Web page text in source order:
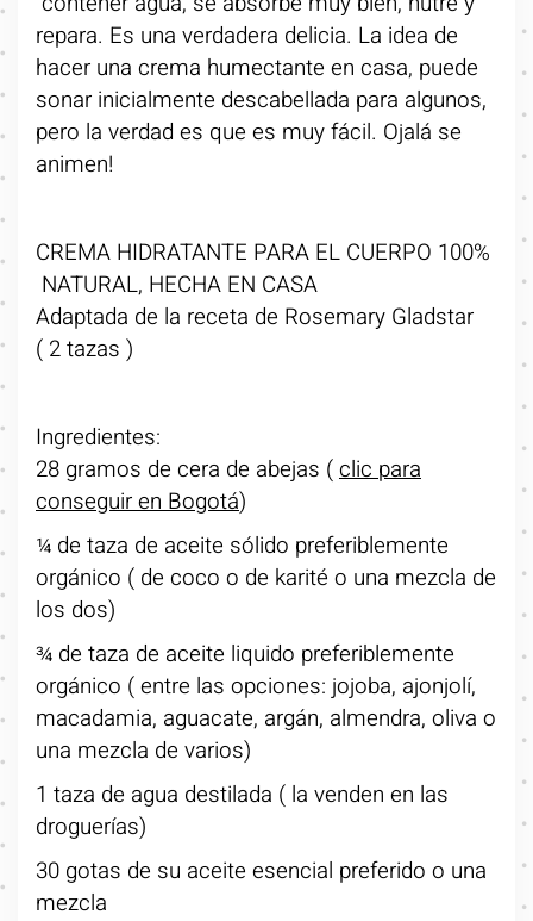
repara. Es una verdadera delicia. La idea de
hacer una crema humectante en casa, puede
sonar inicialmente descabellada para algunos,
pero la verdad es que es muy fácil. Ojalá se
animen!
CREMA HIDRATANTE PARA EL CUERPO 100%
NATURAL, HECHA EN CASA
Adaptada de la receta de Rosemary Gladstar
( 2 tazas )
Ingredientes:
28 gramos de cera de abejas (clic para
conseguir en Bogotá)
¼ de taza de aceite sólido preferiblemente
orgánico ( de coco o de karité o una mezcla de
los dos)
¾ de taza de aceite liquido preferiblemente
orgánico ( entre las opciones: jojoba, ajonjolí,
macadamia, aguacate, argán, almendra, oliva o
una mezcla de varios)
1 taza de agua destilada ( la venden en las
droguerías)
30 gotas de su aceite esencial preferido o una
mezcla